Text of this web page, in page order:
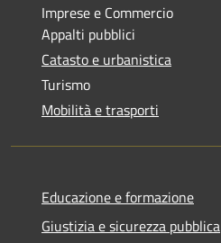
Imprese e Commercio
Appalti pubblici
Catasto e urbanistica
Turismo
Mobilità e trasporti
Educazione e formazione
Giustizia e sicurezza pubblica